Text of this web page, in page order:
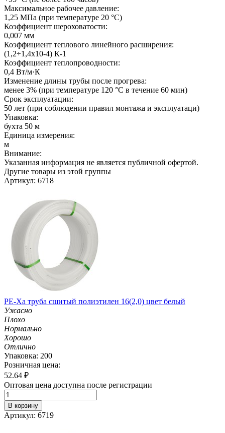
Максимальное рабочее давление:
1,25 МПа (при температуре 20 °C)
Коэффициент шероховатости:
0,007 мм
Коэффициент теплового линейного расширения:
(1,2÷1,4х10-4) К-1
Коэффициент теплопроводности:
0,4 Вт/м·К
Изменение длины трубы после прогрева:
менее 3% (при температуре 120 °C в течение 60 мин)
Срок эксплуатации:
50 лет (при соблюдении правил монтажа и эксплуатаци)
Упаковка:
бухта 50 м
Единица измерения:
м
Внимание:
Указанная информация не является публичной офертой.
Другие товары из этой группы
Артикул: 6718
PE-Xa труба сшитый полиэтилен 16(2,0) цвет белый
Ужасно
Плохо
Нормально
Хорошо
Отлично
Упаковка: 200
Розничная цена:
52.64 ₽
Оптовая цена доступна после регистрации
В корзину
Артикул: 6719